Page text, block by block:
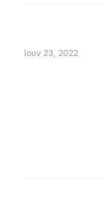
Ιουν 23, 2022